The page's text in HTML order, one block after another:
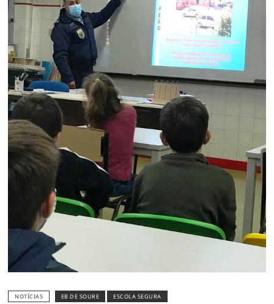
NOTÍCIAS EB DE SOURE ESCOLA SEGURA